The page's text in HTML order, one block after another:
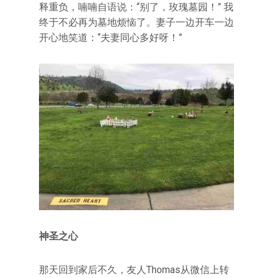
释重负，喃喃自语说：“别了，玫瑰墓园！” 我
终于不必再为墓地烦恼了。妻子一边开车一边
开心地笑道：“夫妻同心多好呀！”
神圣之心
那天回到家后不久，友人Thomas从微信上转